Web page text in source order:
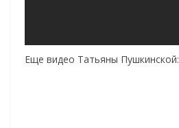
Еще видео Татьяны Пушкинской: